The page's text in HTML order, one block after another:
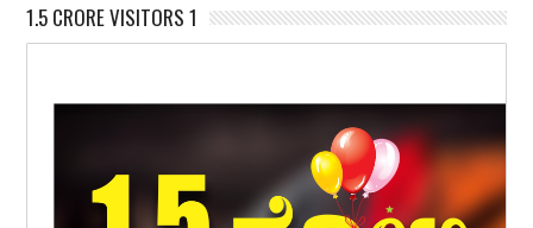
1.5 CRORE VISITORS 1